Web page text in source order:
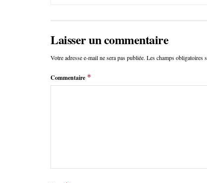
Laisser un commentaire
Votre adresse e-mail ne sera pas publiée. Les champs obligatoires
Commentaire *